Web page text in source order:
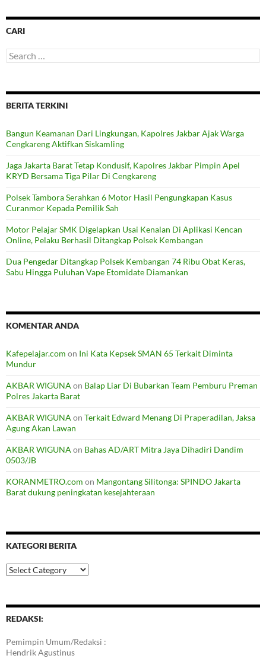
CARI
Search
for:
BERITA TERKINI
Bangun Keamanan Dari Lingkungan, Kapolres Jakbar Ajak Warga
Cengkareng Aktifkan Siskamling
Jaga Jakarta Barat Tetap Kondusif, Kapolres Jakbar Pimpin Apel
KRYD Bersama Tiga Pilar Di Cengkareng
Polsek Tambora Serahkan 6 Motor Hasil Pengungkapan Kasus
Curanmor Kepada Pemilik Sah
Motor Pelajar SMK Digelapkan Usai Kenalan Di Aplikasi Kencan
Online, Pelaku Berhasil Ditangkap Polsek Kembangan
Dua Pengedar Ditangkap Polsek Kembangan 74 Ribu Obat Keras,
Sabu Hingga Puluhan Vape Etomidate Diamankan
KOMENTAR ANDA
Kafepelajar.com on Ini Kata Kepsek SMAN 65 Terkait Diminta
Mundur
AKBAR WIGUNA on Balap Liar Di Bubarkan Team Pemburu Preman
Polres Jakarta Barat
AKBAR WIGUNA on Terkait Edward Menang Di Praperadilan, Jaksa
Agung Akan Lawan
AKBAR WIGUNA on Bahas AD/ART Mitra Jaya Dihadiri Dandim
0503/JB
KORANMETRO.com on Mangontang Silitonga: SPINDO Jakarta
Barat dukung peningkatan kesejahteraan
KATEGORI BERITA
Kategori
Berita
REDAKSI:
Pemimpin Umum/Redaksi :
Hendrik Agustinus